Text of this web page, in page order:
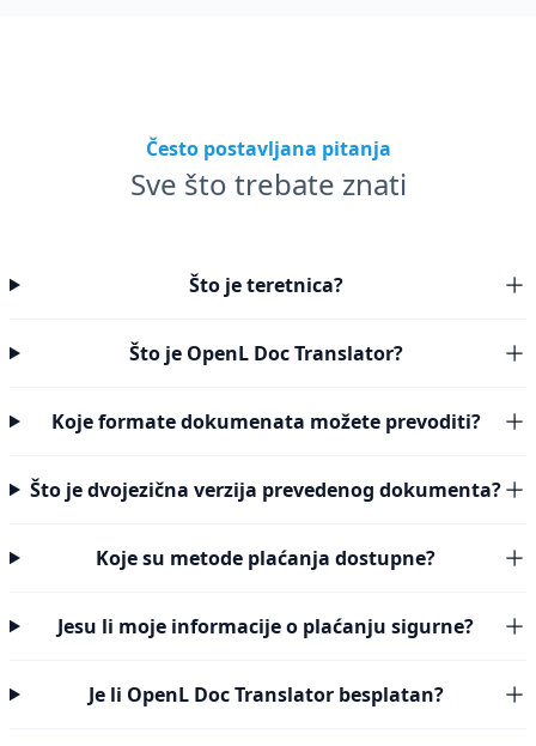
Često postavljana pitanja
Sve što trebate znati
Što je teretnica?
Što je OpenL Doc Translator?
Koje formate dokumenata možete prevoditi?
Što je dvojezična verzija prevedenog dokumenta?
Koje su metode plaćanja dostupne?
Jesu li moje informacije o plaćanju sigurne?
Je li OpenL Doc Translator besplatan?